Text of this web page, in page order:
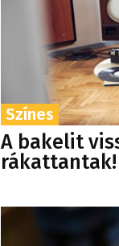
Színes
A bakelit
rákattantak!